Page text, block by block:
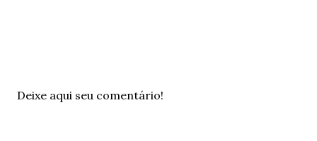
P
Deixe aqui seu comentário!